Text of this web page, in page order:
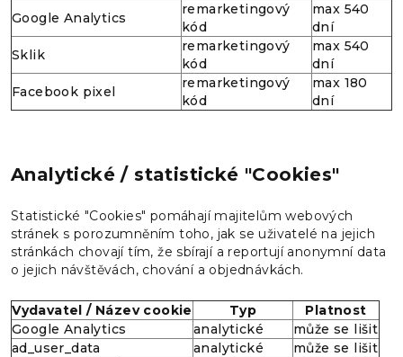
Google Analytics
remarketingový
kód
max 540
dní
Sklik
remarketingový
kód
max 540
dní
Facebook pixel
remarketingový
kód
max 180
dní
Analytické / statistické "Cookies"
Statistické "Cookies" pomáhají majitelům webových
stránek s porozumněním toho, jak se uživatelé na jejich
stránkách chovají tím, že sbírají a reportují anonymní data
o jejich návštěvách, chování a objednávkách.
Vydavatel / Název cookie Typ
Platnost
Google Analytics
analytické
může se lišit
ad_user_data
analytické
může se lišit